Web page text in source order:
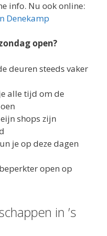
info. Nu ook online:
Denekamp
open?
deuren steeds vaker
alle tijd om de
shops zijn
je op deze dagen
open op
in ’s